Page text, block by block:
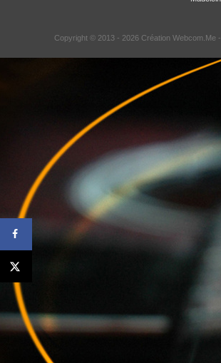
Copyright © 2013 - 2026 Création Webcom.Me -